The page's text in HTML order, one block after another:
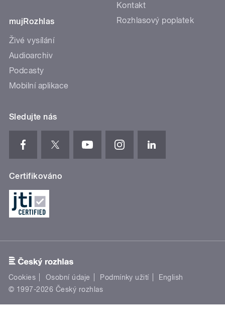
mujRozhlas
Živé vysílání
Audioarchiv
Podcasty
Mobilní aplikace
Kontakt
Rozhlasový poplatek
Sledujte nás
Certifikováno
Cookies Osobní údaje Podmínky užití
English
© 1997-2026 Český rozhlas